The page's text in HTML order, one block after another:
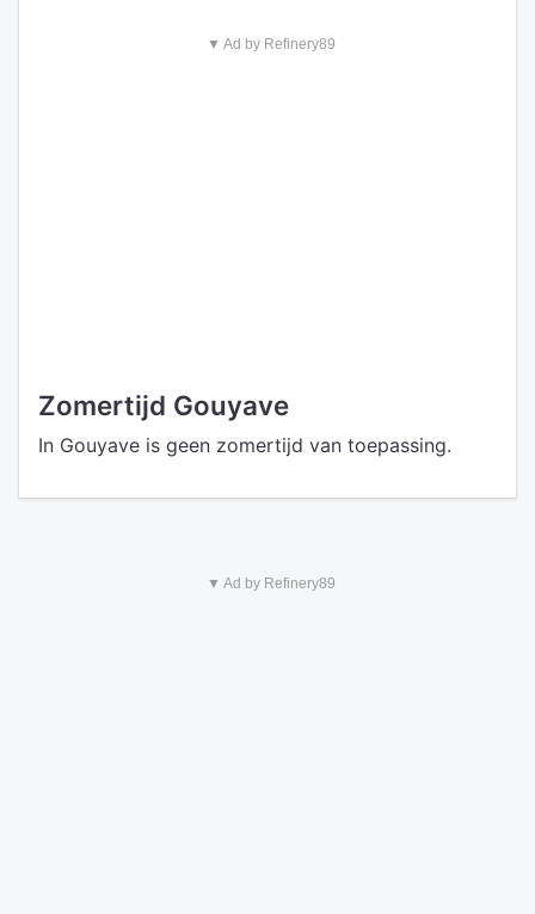
▼ Ad by Refinery89
Zomertijd Gouyave
In Gouyave is geen zomertijd van toepassing.
▼ Ad by Refinery89